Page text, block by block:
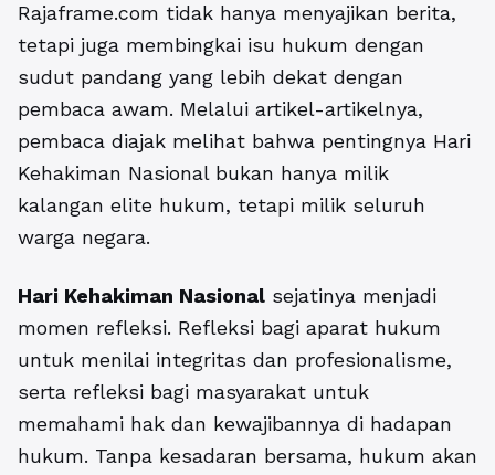
Rajaframe.com tidak hanya menyajikan berita,
tetapi juga membingkai isu hukum dengan
sudut pandang yang lebih dekat dengan
pembaca awam. Melalui artikel-artikelnya,
pembaca diajak melihat bahwa pentingnya Hari
Kehakiman Nasional bukan hanya milik
kalangan elite hukum, tetapi milik seluruh
warga negara.
Hari Kehakiman Nasional sejatinya menjadi
momen refleksi. Refleksi bagi aparat hukum
untuk menilai integritas dan profesionalisme,
serta refleksi bagi masyarakat untuk
memahami hak dan kewajibannya di hadapan
hukum. Tanpa kesadaran bersama, hukum akan